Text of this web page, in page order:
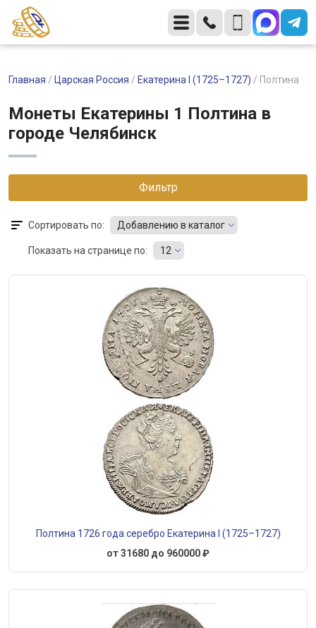
Главная / Царская Россия / Екатерина I (1725–1727) / Полтина
Монеты Екатерины 1 Полтина в
городе Челябинск
Фильтр
Сортировать по: Добавлению в каталог
Показать на странице по: 12
Полтина 1726 года серебро Екатерина I (1725–1727)
от 31680 до 960000 ₽